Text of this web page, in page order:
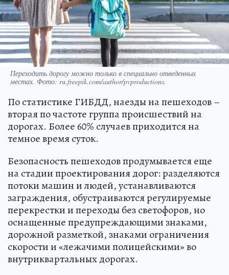
Переходить дорогу можно только в специально отведенных
местах. Фото: ru.freepik.com/author/pvproductions.
По статистике ГИБДД, наезды на пешеходов –
вторая по частоте группа происшествий на
дорогах. Более 60% случаев приходится на
темное время суток.
Безопасность пешеходов продумывается еще
на стадии проектирования дорог: разделяются
потоки машин и людей, устанавливаются
заграждения, обустраиваются регулируемые
перекрестки и переходы без светофоров, но
оснащенные предупреждающими знаками,
дорожной разметкой, знаками ограничения
скорости и «лежачими полицейскими» во
внутриквартальных дорогах.